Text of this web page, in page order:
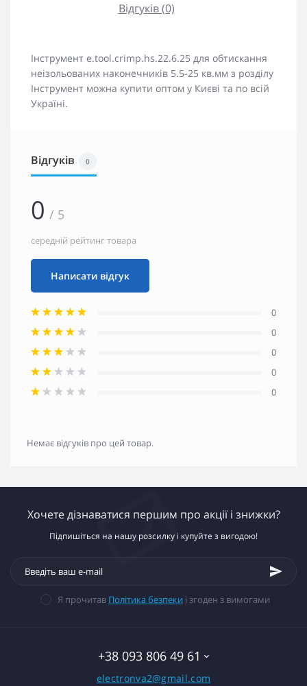
Відгуків (0)
Інструмент e.tool.crimp.hs.22.6.25 для обтискання
неізольованих наконечників 5.5-25 кв.мм з розділу
Інструмент можна купити оптом у Києві та по всій
Україні.
Відгуків 0
0 / 5
середній рейтинг товара
Написати відгук
0
0
0
0
0
Немає відгуків про цей товар.
Хочете дізнаватися першим про акції і знижки?
Підпишіться на нашу розсилку і купуйте з вигодою!
Я прочитав Політика безпеки і згоден з вимогами
+38 093 806 49 61
electronva2@gmail.com